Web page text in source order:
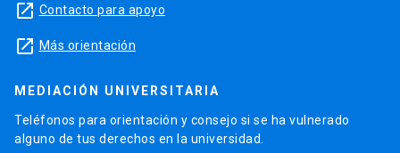
launch Contacto para apoyo
launch Más orientación
MEDIACIÓN UNIVERSITARIA
Teléfonos para orientación y consejo si se ha vulnerado
alguno de tus derechos en la universidad.